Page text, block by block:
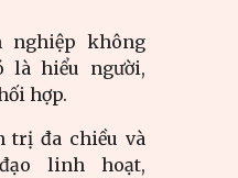
nghiệp không
là hiểu người,
hợp.
trị đa chiều và
linh hoạt,